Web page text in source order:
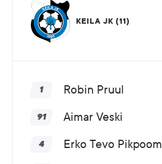
KEILA JK (11)
1 Robin Pruul
91 Aimar Veski
4 Erko Tevo Pikpoom